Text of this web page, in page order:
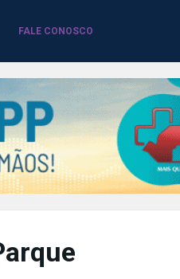
FALE CONOSCO